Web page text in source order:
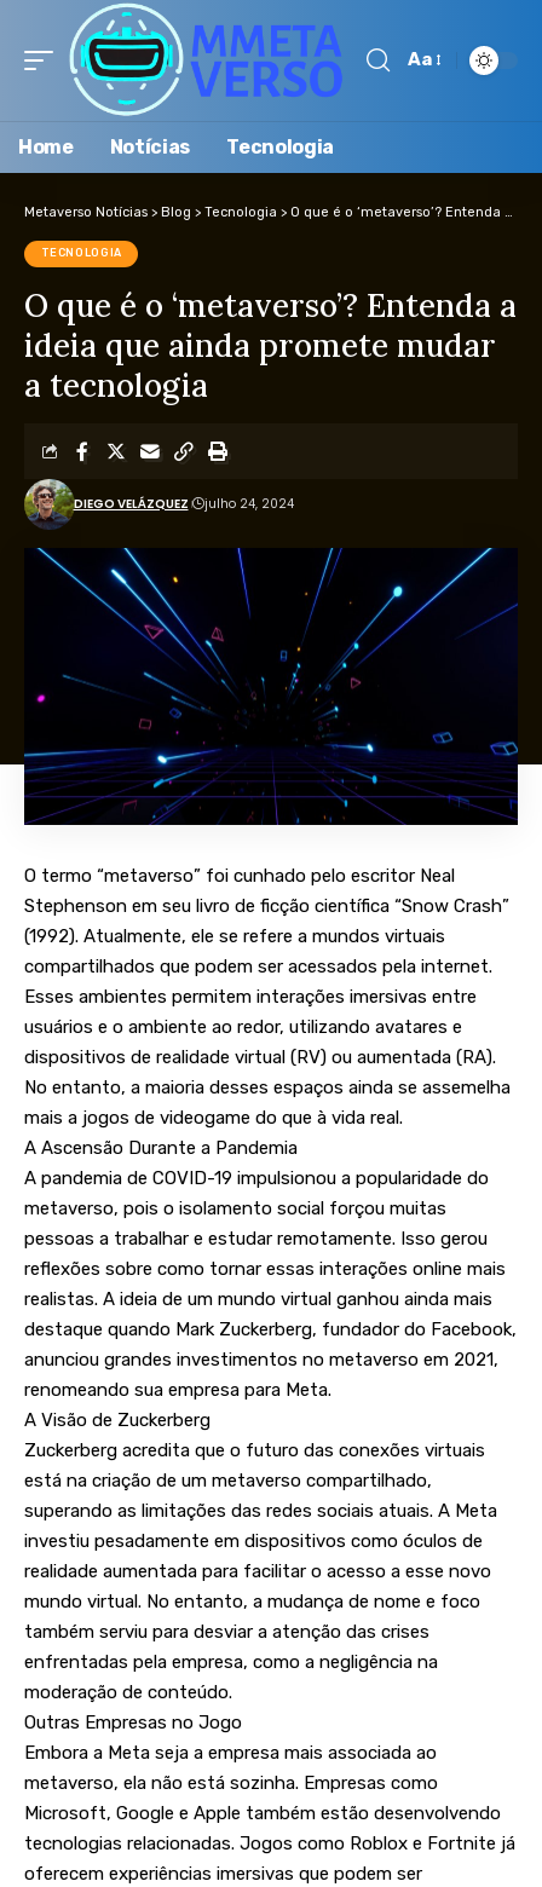
Aa
Home Notícias Tecnologia
Metaverso Notícias > Blog > Tecnologia > O que é o ‘metaverso’? Entenda a ideia que ainda promete mudar a tecnologia
TECNOLOGIA
O que é o ‘metaverso’? Entenda a
ideia que ainda promete mudar
a tecnologia
DIEGO VELÁZQUEZ julho 24, 2024
O termo “metaverso” foi cunhado pelo escritor Neal
Stephenson em seu livro de ficção científica “Snow Crash”
(1992). Atualmente, ele se refere a mundos virtuais
compartilhados que podem ser acessados pela internet.
Esses ambientes permitem interações imersivas entre
usuários e o ambiente ao redor, utilizando avatares e
dispositivos de realidade virtual (RV) ou aumentada (RA).
No entanto, a maioria desses espaços ainda se assemelha
mais a jogos de videogame do que à vida real.
A Ascensão Durante a Pandemia
A pandemia de COVID-19 impulsionou a popularidade do
metaverso, pois o isolamento social forçou muitas
pessoas a trabalhar e estudar remotamente. Isso gerou
reflexões sobre como tornar essas interações online mais
realistas. A ideia de um mundo virtual ganhou ainda mais
destaque quando Mark Zuckerberg, fundador do Facebook,
anunciou grandes investimentos no metaverso em 2021,
renomeando sua empresa para Meta.
A Visão de Zuckerberg
Zuckerberg acredita que o futuro das conexões virtuais
está na criação de um metaverso compartilhado,
superando as limitações das redes sociais atuais. A Meta
investiu pesadamente em dispositivos como óculos de
realidade aumentada para facilitar o acesso a esse novo
mundo virtual. No entanto, a mudança de nome e foco
também serviu para desviar a atenção das crises
enfrentadas pela empresa, como a negligência na
moderação de conteúdo.
Outras Empresas no Jogo
Embora a Meta seja a empresa mais associada ao
metaverso, ela não está sozinha. Empresas como
Microsoft, Google e Apple também estão desenvolvendo
tecnologias relacionadas. Jogos como Roblox e Fortnite já
oferecem experiências imersivas que podem ser